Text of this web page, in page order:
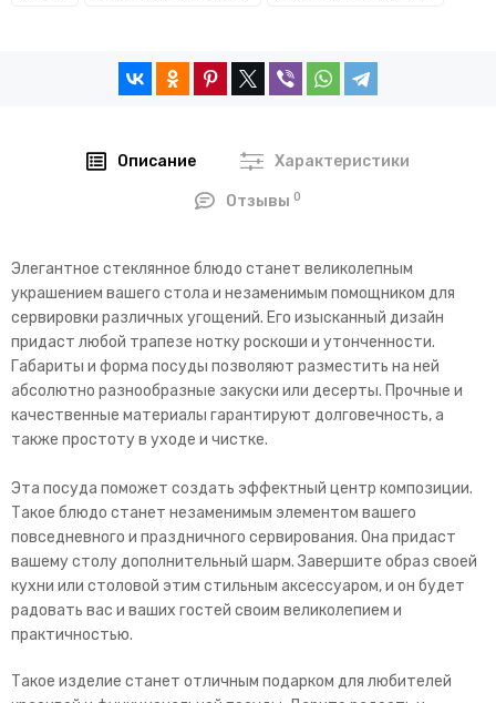
Описание Характеристики
Отзывы0
Элегантное стеклянное блюдо станет великолепным
украшением вашего стола и незаменимым помощником для
сервировки различных угощений. Его изысканный дизайн
придаст любой трапезе нотку роскоши и утонченности.
Габариты и форма посуды позволяют разместить на ней
абсолютно разнообразные закуски или десерты. Прочные и
качественные материалы гарантируют долговечность, а
также простоту в уходе и чистке.
Эта посуда поможет создать эффектный центр композиции.
Такое блюдо станет незаменимым элементом вашего
повседневного и праздничного сервирования. Она придаст
вашему столу дополнительный шарм. Завершите образ своей
кухни или столовой этим стильным аксессуаром, и он будет
радовать вас и ваших гостей своим великолепием и
практичностью.
Такое изделие станет отличным подарком для любителей